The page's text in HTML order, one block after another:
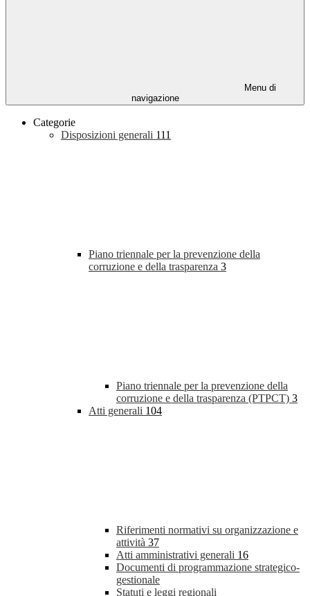
Menu di
navigazione
Categorie
Disposizioni generali 111
Piano triennale per la prevenzione della
corruzione e della trasparenza 3
Piano triennale per la prevenzione della
corruzione e della trasparenza (PTPCT) 3
Atti generali 104
Riferimenti normativi su organizzazione e
attività 37
Atti amministrativi generali 16
Documenti di programmazione strategico-
gestionale
Statuti e leggi regionali